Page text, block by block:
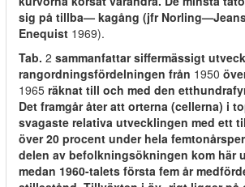
sig på tillba— kagång (jfr
Enequist 1969).
Tab. 2 sammanfattar siffermässigt
rangordningsfördelningen från 1950
1965 räknat till och med den
Det framgår åter att orterna (cellerna) i
svagaste relativa utvecklingen med ett
över 20 procent under hela
delen av befolkningsökningen kom här
medan 1960-talets första fem år